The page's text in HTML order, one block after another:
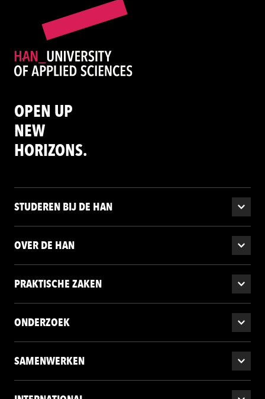
OPEN UP
NEW
HORIZONS.
STUDEREN BIJ DE HAN
OVER DE HAN
PRAKTISCHE ZAKEN
ONDERZOEK
SAMENWERKEN